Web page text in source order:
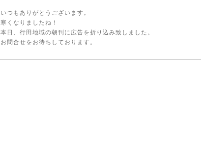
いつもありがとうございます。
寒くなりましたね！
本日、行田地域の朝刊に広告を折り込み致しました。
お問合せをお待ちしております。